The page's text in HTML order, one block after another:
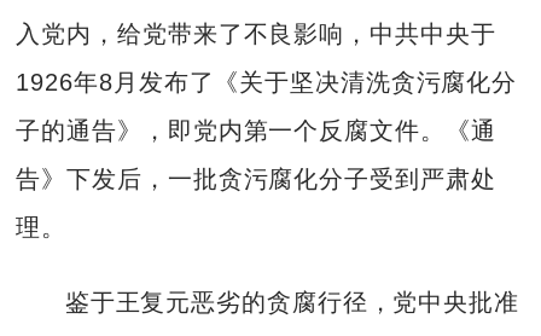
入党内，给党带来了不良影响，中共中央于
1926年8月发布了《关于坚决清洗贪污腐化分
子的通告》，即党内第一个反腐文件。《通
告》下发后，一批贪污腐化分子受到严肃处
理。
鉴于王复元恶劣的贪腐行径，党中央批准